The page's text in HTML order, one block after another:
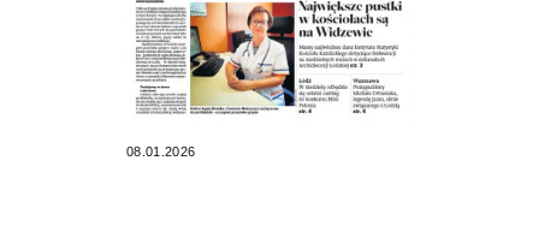
08.01.2026